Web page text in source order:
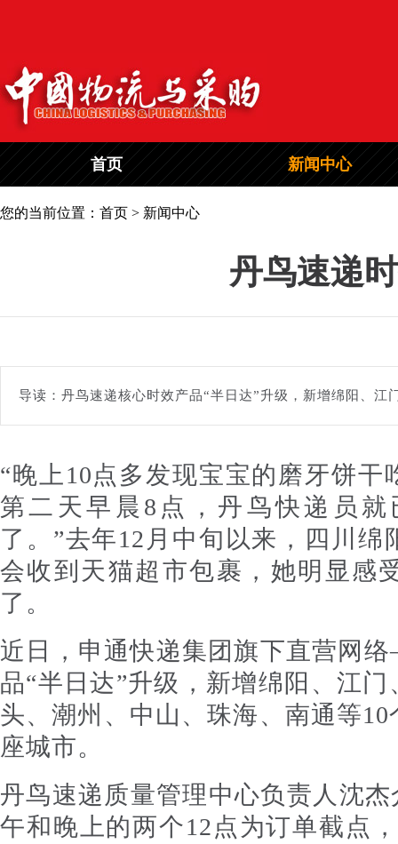
首页 新闻中心
您的当前位置：首页 > 新闻中心
丹鸟速递
导读：丹鸟速递核心时效产品“半日达”升级，新增绵阳、
“晚上10点多发现宝宝的磨牙饼
第二天早晨8点，丹鸟快递员
了。”去年12月中旬以来，四川
会收到天猫超市包裹，她明显感
了。
近日，申通快递集团旗下直营网
品“半日达”升级，新增绵阳、江
头、潮州、中山、珠海、南通等
座城市。
丹鸟速递质量管理中心负责人沈
午和晚上的两个12点为订单截点